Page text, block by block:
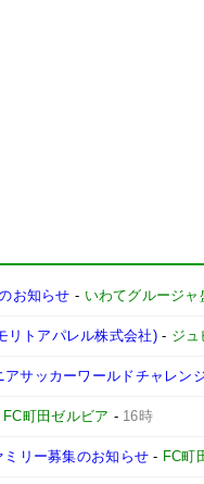
お知らせ - いわてグルージャ
リトアパレル株式会社)- ジュ
サッカーワールドチャレン
FC町田ゼルビア - 16時
ミリー募集のお知らせ - FC町